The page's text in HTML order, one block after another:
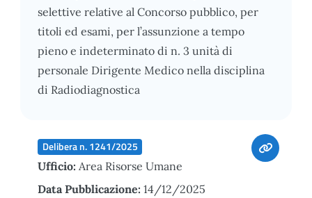
selettive relative al Concorso pubblico, per
titoli ed esami, per l’assunzione a tempo
pieno e indeterminato di n. 3 unità di
personale Dirigente Medico nella disciplina
di Radiodiagnostica
Delibera n. 1241/2025
Ufficio: Area Risorse Umane
Data Pubblicazione: 14/12/2025